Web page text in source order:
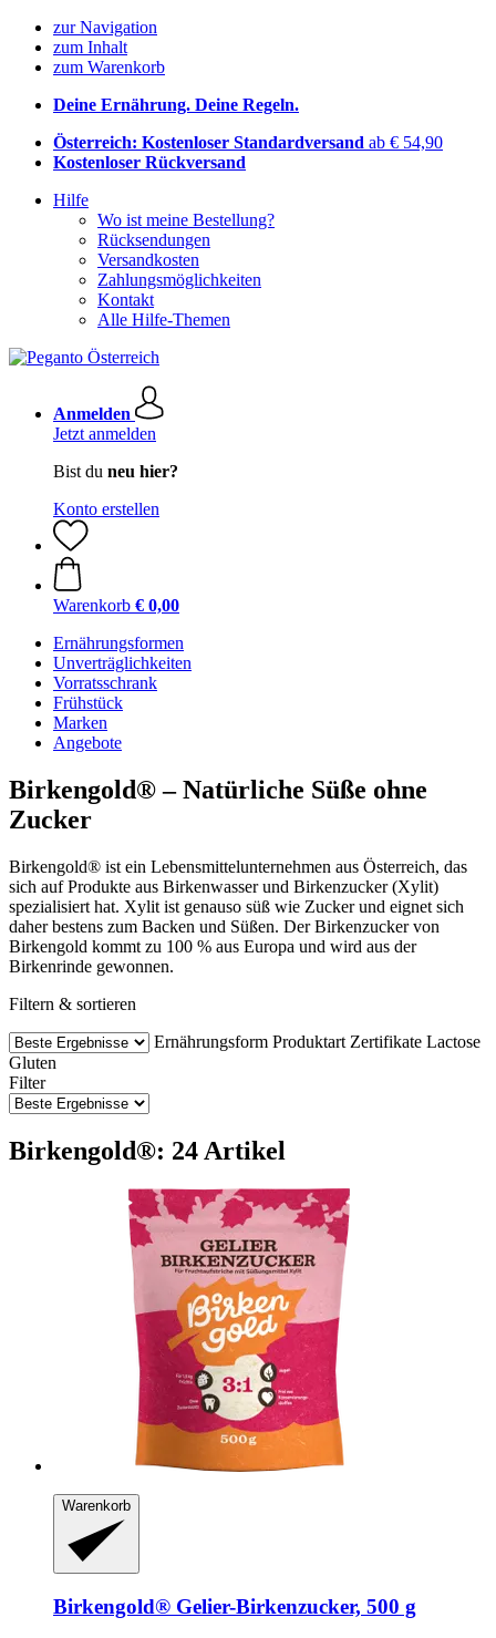
zur Navigation
zum Inhalt
zum Warenkorb
Deine Ernährung. Deine Regeln.
Österreich: Kostenloser Standardversand ab € 54,90
Kostenloser Rückversand
Hilfe
Wo ist meine Bestellung?
Rücksendungen
Versandkosten
Zahlungsmöglichkeiten
Kontakt
Alle Hilfe-Themen
Anmelden
Jetzt anmelden
Bist du neu hier?
Konto erstellen
Warenkorb € 0,00
Ernährungsformen
Unverträglichkeiten
Vorratsschrank
Frühstück
Marken
Angebote
Birkengold® – Natürliche Süße ohne
Zucker
Birkengold® ist ein Lebensmittelunternehmen aus Österreich, das
sich auf Produkte aus Birkenwasser und Birkenzucker (Xylit)
spezialisiert hat. Xylit ist genauso süß wie Zucker und eignet sich
daher bestens zum Backen und Süßen. Der Birkenzucker von
Birkengold kommt zu 100 % aus Europa und wird aus der
Birkenrinde gewonnen.
Filtern & sortieren
Ernährungsform Produktart Zertifikate Lactose
Gluten
Filter
Birkengold®: 24 Artikel
Warenkorb
Birkengold® Gelier-​Birkenzucker, 500 g